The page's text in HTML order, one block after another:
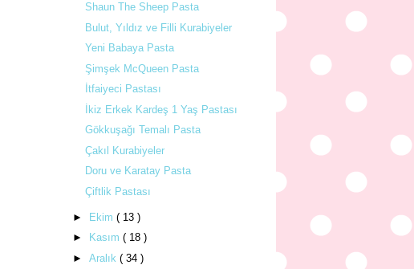
Shaun The Sheep Pasta
Bulut, Yıldız ve Filli Kurabiyeler
Yeni Babaya Pasta
Şimşek McQueen Pasta
İtfaiyeci Pastası
İkiz Erkek Kardeş 1 Yaş Pastası
Gökkuşağı Temalı Pasta
Çakıl Kurabiyeler
Doru ve Karatay Pasta
Çiftlik Pastası
► Ekim ( 13 )
►
Kasım ( 18 )
► Aralık ( 34 )